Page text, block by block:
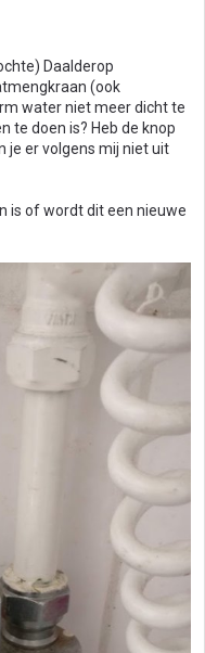
Daalderop
(ook
water niet meer dicht te
te doen is? Heb de knop
je er volgens mij niet uit
is of wordt dit een nieuwe